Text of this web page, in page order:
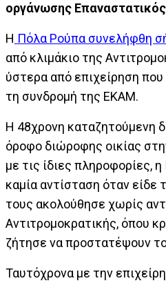
οργάνωσης
Η Πόλα Ρούπα συνελήφθη
από κλιμάκιο της
ύστερα από επιχείρηση
τη συνδρομή της ΕΚΑΜ.
Η 48χρονη καταζητούμενη
όροφο διώροφης οικίας
με τις ίδιες πληροφορίες,
καμία αντίσταση όταν είδε
τους ακολούθησε χωρίς
Αντιτρομοκρατικής, όπου
ζήτησε να προστατέψουν το
Ταυτόχρονα με την